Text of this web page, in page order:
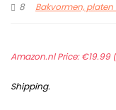
8
Bakvormen,
Amazon.nl Price:€19.99
Shipping.